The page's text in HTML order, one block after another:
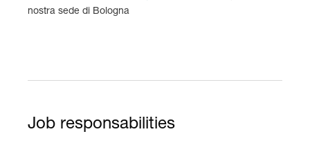
nostra sede di Bologna
Job responsabilities